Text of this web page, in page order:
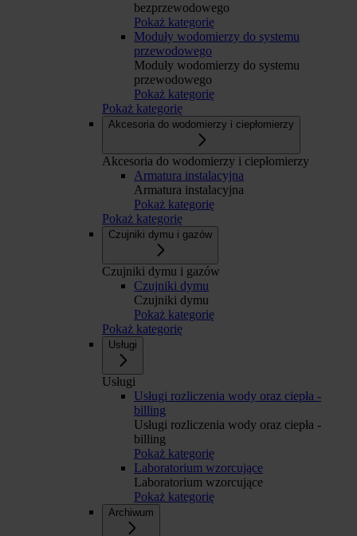
bezprzewodowego
Pokaż kategorię
Moduły wodomierzy do systemu
przewodowego
Moduły wodomierzy do systemu
przewodowego
Pokaż kategorię
Pokaż kategorię
Akcesoria do wodomierzy i ciepłomierzy
Akcesoria do wodomierzy i ciepłomierzy
Armatura instalacyjna
Armatura instalacyjna
Pokaż kategorię
Pokaż kategorię
Czujniki dymu i gazów
Czujniki dymu i gazów
Czujniki dymu
Czujniki dymu
Pokaż kategorię
Pokaż kategorię
Usługi
Usługi
Usługi rozliczenia wody oraz ciepła -
billing
Usługi rozliczenia wody oraz ciepła -
billing
Pokaż kategorię
Laboratorium wzorcujące
Laboratorium wzorcujące
Pokaż kategorię
Archiwum